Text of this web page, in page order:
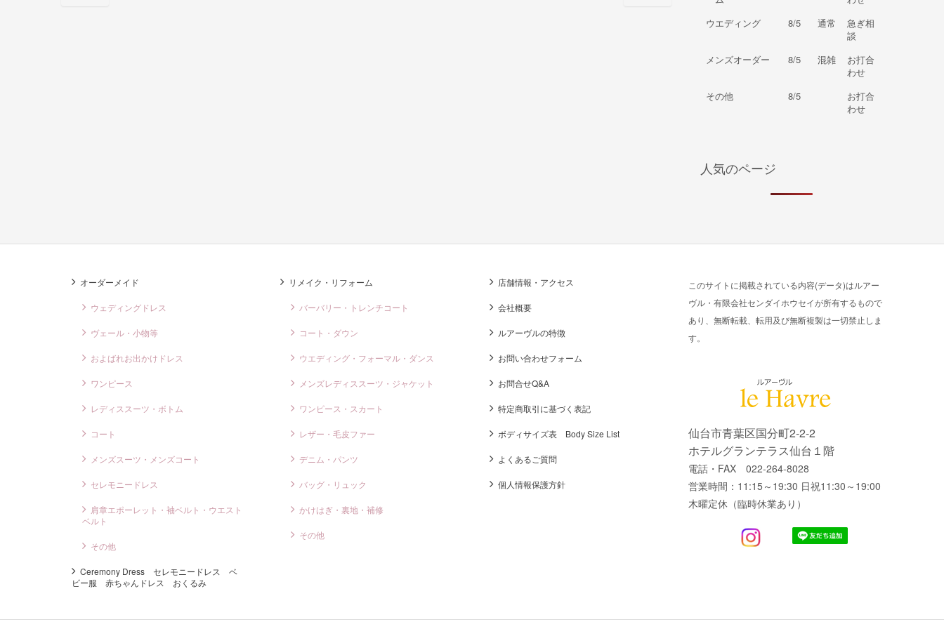
ウエディング
8/5 通常
急ぎ相
談
メンズオーダー
8/5 混雑
お打合
わせ
その他
8/5
お打合
わせ
人気のページ
オーダーメイド
ウェディングドレス
ヴェール・小物等
およばれお出かけドレス
ワンピース
レディススーツ・ボトム
コート
メンズスーツ・メンズコート
セレモニードレス
肩章エポーレット・袖ベルト・ウエスト
ベルト
その他
Ceremony Dress セレモニードレス ベ
ビー服 赤ちゃんドレス おくるみ
リメイク・リフォーム
バーバリー・トレンチコート
コート・ダウン
ウエディング・フォーマル・ダンス
メンズレディススーツ・ジャケット
ワンピース・スカート
レザー・毛皮ファー
デニム・パンツ
バッグ・リュック
かけはぎ・裏地・補修
その他
店舗情報・アクセス
会社概要
ルアーヴルの特徴
お問い合わせフォーム
お問合せQ&A
特定商取引に基づく表記
ボディサイズ表 Body Size List
よくあるご質問
個人情報保護方針
このサイトに掲載されている内容(データ)はルアー
ヴル・有限会社センダイホウセイが所有するもので
あり、無断転載、転用及び無断複製は一切禁止しま
す。
仙台市青葉区国分町2-2-2
ホテルグランテラス仙台１階
電話・FAX 022-264-8028
営業時間：11:15～19:30 日祝11:30～19:00
木曜定休（臨時休業あり）